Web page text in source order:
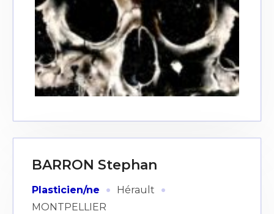
BARRON Stephan
Plasticien/ne · Hérault ·
MONTPELLIER